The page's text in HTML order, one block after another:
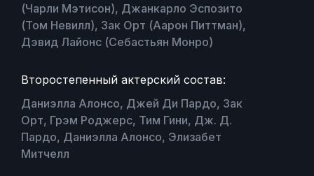
(Чарли Мэтисон), Джанкарло Эспозито
(Том Невилл), Зак Орт (Аарон Питтман),
Дэвид Лайонс (Себастьян Монро)
Второстепенный актерский состав:
Даниэлла Алонсо, Джей Ди Пардо, Зак
Орт, Грэм Роджерс, Тим Гини, Дж. Д.
Пардо, Даниэлла Алонсо, Элизабет
Митчелл